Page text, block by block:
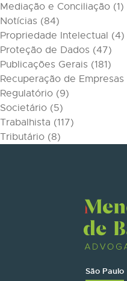
Mediação e Conciliação (1)
Notícias (84)
Propriedade Intelectual (4)
Proteção de Dados (47)
Publicações Gerais (181)
Recuperação de Empresas
Regulatório (9)
Societário (5)
Trabalhista (117)
Tributário (8)
São Paulo